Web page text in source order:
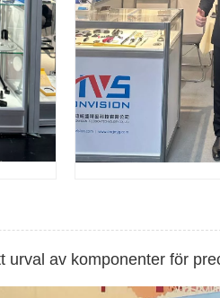
urval av komponenter för